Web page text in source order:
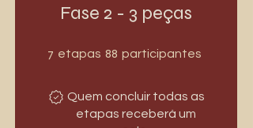
Fase 2 - 3 peças
7 etapas 7 etapas
88 participantes
Quem concluir todas as
etapas receberá um